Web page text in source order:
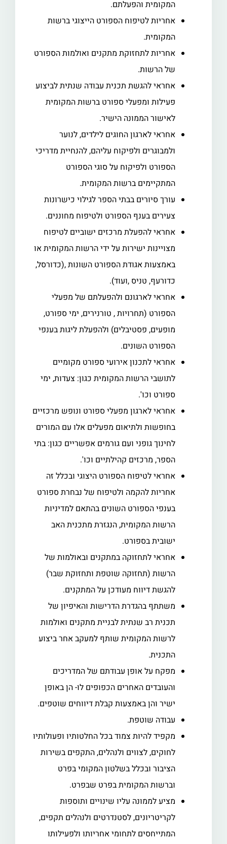
המקומית והפעלתם.
אחריות לטיפוח הספורט הייצוגי ברשות
המקומית.
אחריות לתחזוקת מתקנים ואולמות הספורט
של הרשות.
אחראי להגשת תכנית עבודה שנתית לביצוע
פעילות ומפעלי ספורט ברשות המקומית
לאישור הממונה הישיר.
אחראי לארגון החוגים לילדים, לנוער
ולמבוגרים ולפיקוח עליהם, להנחיית מדריכי
הספורט ולפיקוח על סוגי הספורט
המתקיימים ברשות המקומית.
עורך סיורים בבתי הספר לגילוי כישרונות
צעירים בענף הספורט ולטיפוח מחוננים.
אחראי להפעלת מרכזים ישוביים לטיפוח
מצויינות ישירות על ידי הרשות המקומית או
באמצעות אגודת הספורט השונות ,(כדורסל,
כדורעף, טניס ,ועוד).
אחראי לארגונם ולהפעלתם של מפעלי
הספורט (תחרויות , טורנירים, ימי ספורט,
מופעים, פסטיבלים) ולהפעלת ליגות בענפי
הספורט השונים.
אחראי לתכנון אירועי ספורט מקומיים
לתושבי הרשות המקומית כגון: צעדות, ימי
ספורט וכו'.
אחראי לארגון מפעלי ספורט ונופש מרכזיים
בחופשות ולתיאום מפעלים אלו עם המורים
לחינוך גופני ועם גורמים אפשריים כגון: בתי
הספר, מרכזים קהילתיים וכו'.
אחראי לטיפוח הספורט היצוגי ובכלל זה
אחריות להקמה ולטיפוח של נבחרת ספורט
בענפי הספורט השונים בהתאם למדיניות
הרשות המקומית, הנגזרת מתכנית האב
ישובית בספורט.
אחראי לתחזוקה במתקנים ובאולמות של
הרשות (תחזוקה שוטפת ותחזוקת שבר)
להגשת דיווח מעודכן על המתקנים.
משתתף בהגדרת הדרישות והאיפיון של
תכנית רב שנתית לבניית מתקנים ואולמות
לרשות המקומית שותף למעקב אחר ביצוע
התכנית.
מפקח על אופן עבודתם של המדריכים
והעובדים האחרים הכפופים לו- הן באופן
ישיר והן באמצעות קבלת דיווחים שוטפים.
עבודה שוטפת.
מקפיד להיות צמוד בכל החלטותיו ופעולותיו
לחוקים, לצווים ולנהלים, התקפים בשירות
הציבור ובכלל בשלטון המקומי בפרט
וברשות המקומית בפרט שבפרט.
מציע לממונה עליו שינויים ותוספות
לקריטריונים, לסטנדרטים ולנהלים תקפים,
המתייחסים לתחומי אחריותו ולפעילותו